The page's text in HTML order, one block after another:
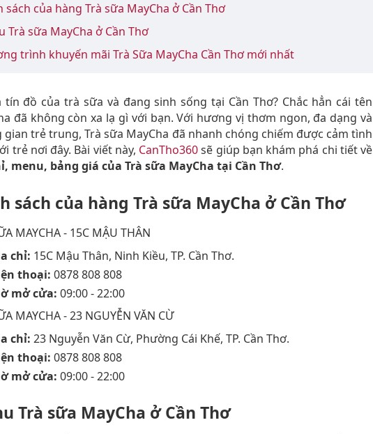
sách của hàng Trà sữa MayCha ở Cần Thơ
Trà sữa MayCha ở Cần Thơ
trình khuyến mãi Trà Sữa MayCha Cần Thơ mới nhất
tín đồ của trà sữa và đang sinh sống tại Cần Thơ? Chắc hẳn cái tên
đã không còn xa lạ gì với bạn. Với hương vị thơm ngon, đa dạng và
gian trẻ trung, Trà sữa MayCha đã nhanh chóng chiếm được cảm tình
trẻ nơi đây. Bài viết này, CanTho360sẽ giúp bạn khám phá chi tiết về
menu, bảng giá của Trà sữa MayCha tại Cần Thơ.
sách của hàng Trà sữa MayCha ở Cần Thơ
MAYCHA - 15C MẬU THÂN
chỉ: 15C Mậu Thân, Ninh Kiều, TP. Cần Thơ.
thoại: 0878 808 808
mở cửa: 09:00 - 22:00
MAYCHA - 23 NGUYỄN VĂN CỪ
chỉ: 23 Nguyễn Văn Cừ, Phường Cái Khế, TP. Cần Thơ.
thoại: 0878 808 808
mở cửa: 09:00 - 22:00
Trà sữa MayCha ở Cần Thơ